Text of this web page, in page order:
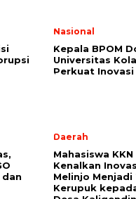
Nasional
Kepala BPOM
Universitas
Perkuat Inovasi
dan
Daerah
Mahasiswa
Kenalkan
Melinjo Menjadi
Kerupuk